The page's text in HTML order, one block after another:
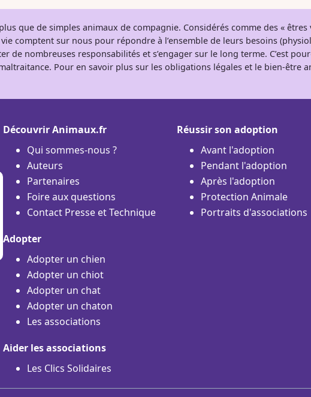
que de simples animaux de compagnie. Considérés comme des «
comptent sur nous pour répondre à l’ensemble de leurs besoins
de nombreuses responsabilités et s’engager sur le long terme. C’est
Pour en savoir plus sur les obligations légales et le bien-être
Découvrir Animaux.fr
Qui sommes-nous ?
Auteurs
Partenaires
Foire aux questions
Contact Presse et Technique
Adopter
Adopter un chien
Adopter un chiot
Adopter un chat
Adopter un chaton
Les associations
Aider les associations
Les Clics Solidaires
Réussir son adoption
Avant l'adoption
Pendant l'adoption
Après l'adoption
Protection Animale
Portraits d'associations